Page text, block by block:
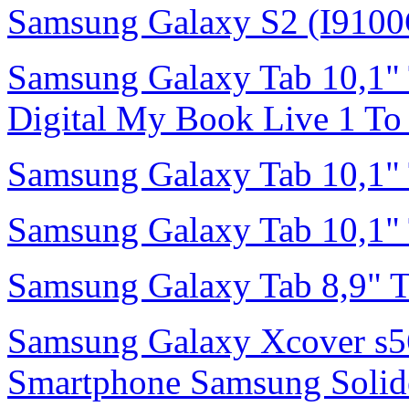
Samsung Galaxy S2
Samsung Galaxy Tab
Digital My Book Live 1 To
Samsung Galaxy Tab
Samsung Galaxy Tab
Samsung Galaxy Tab 8,9"
Samsung Galaxy Xcover
Smartphone Samsung